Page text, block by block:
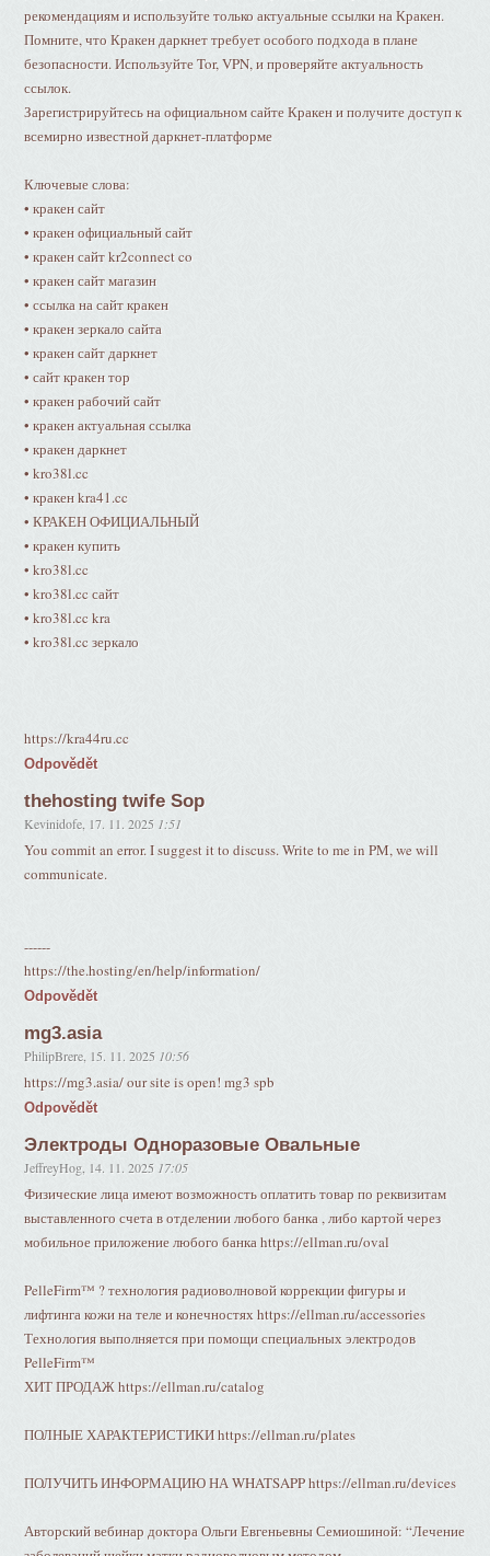
рекомендациям и используйте только актуальные ссылки на Кракен.
Помните, что Кракен даркнет требует особого подхода в плане
безопасности. Используйте Tor, VPN, и проверяйте актуальность
ссылок.
Зарегистрируйтесь на официальном сайте Кракен и получите доступ к
всемирно известной даркнет-платформе
Ключевые слова:
• кракен сайт
• кракен официальный сайт
• кракен сайт kr2connect co
• кракен сайт магазин
• ссылка на сайт кракен
• кракен зеркало сайта
• кракен сайт даркнет
• сайт кракен тор
• кракен рабочий сайт
• кракен актуальная ссылка
• кракен даркнет
• kro38l.cc
• кракен kra41.cc
• КРАКЕН ОФИЦИАЛЬНЫЙ
• кракен купить
• kro38l.cc
• kro38l.cc сайт
• kro38l.cc kra
• kro38l.cc зеркало
https://kra44ru.cc
Odpovědět
thehosting twife Sop
Kevinidofe 17. 11. 2025 1:51
You commit an error. I suggest it to discuss. Write to me in PM, we will
communicate.
------
https://the.hosting/en/help/information/
Odpovědět
mg3.asia
PhilipBrere 15. 11. 2025 10:56
https://mg3.asia/ our site is open! mg3 spb
Odpovědět
Электроды Одноразовые Овальные
JeffreyHog 14. 11. 2025 17:05
Физические лица имеют возможность оплатить товар по реквизитам
выставленного счета в отделении любого банка , либо картой через
мобильное приложение любого банка https://ellman.ru/oval
PelleFirm™ ? технология радиоволновой коррекции фигуры и
лифтинга кожи на теле и конечностях https://ellman.ru/accessories
Технология выполняется при помощи специальных электродов
PelleFirm™
ХИТ ПРОДАЖ https://ellman.ru/catalog
ПОЛНЫЕ ХАРАКТЕРИСТИКИ https://ellman.ru/plates
ПОЛУЧИТЬ ИНФОРМАЦИЮ НА WHATSAPP https://ellman.ru/devices
Авторский вебинар доктора Ольги Евгеньевны Семиошиной: “Лечение